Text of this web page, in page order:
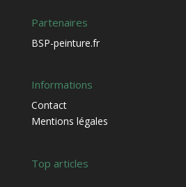
Partenaires
BSP-peinture.fr
Informations
Contact
Mentions légales
Top articles